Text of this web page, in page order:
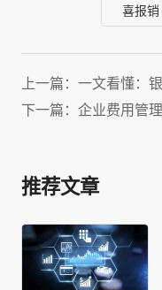
喜报销
推荐文章